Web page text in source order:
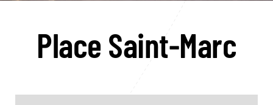
Place Saint-Marc